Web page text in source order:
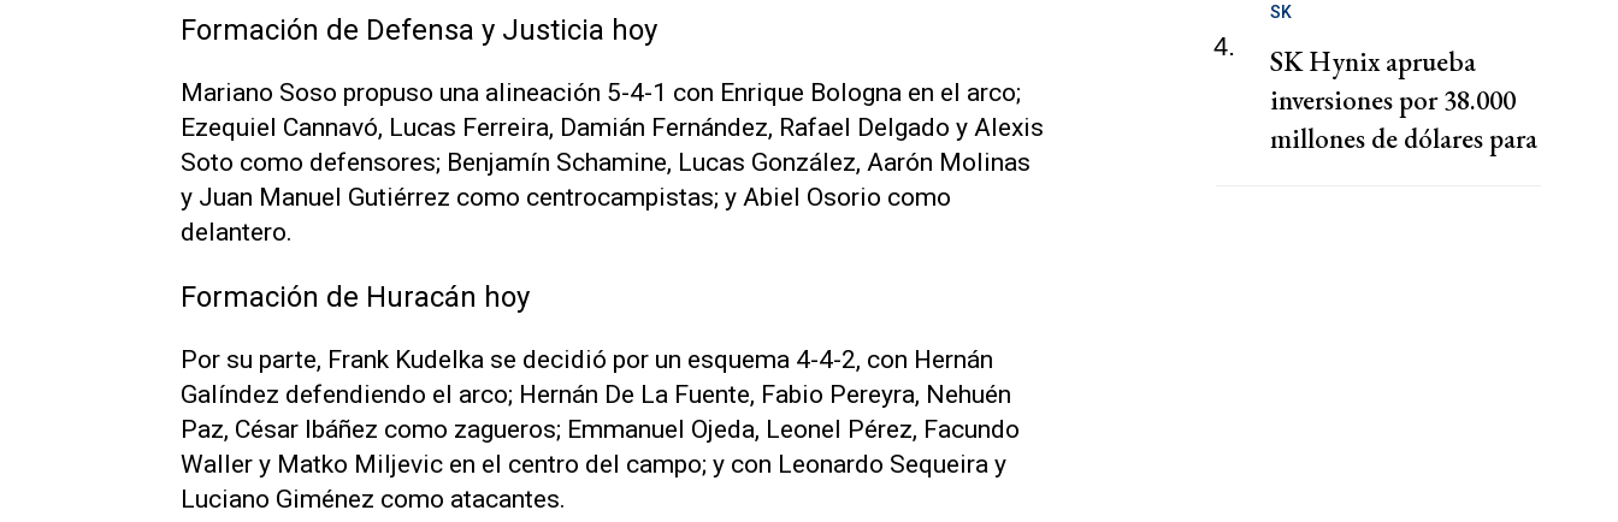
Formación de Defensa y Justicia hoy
Mariano Soso propuso una alineación 5-4-1 con Enrique Bologna en el arco;
Ezequiel Cannavó, Lucas Ferreira, Damián Fernández, Rafael Delgado y Alexis
Soto como defensores; Benjamín Schamine, Lucas González, Aarón Molinas
y Juan Manuel Gutiérrez como centrocampistas; y Abiel Osorio como
delantero.
Formación de Huracán hoy
Por su parte, Frank Kudelka se decidió por un esquema 4-4-2, con Hernán
Galíndez defendiendo el arco; Hernán De La Fuente, Fabio Pereyra, Nehuén
Paz, César Ibáñez como zagueros; Emmanuel Ojeda, Leonel Pérez, Facundo
Waller y Matko Miljevic en el centro del campo; y con Leonardo Sequeira y
Luciano Giménez como atacantes.
4.
SK
SK Hynix aprueba
inversiones por 38.000
millones de dólares para